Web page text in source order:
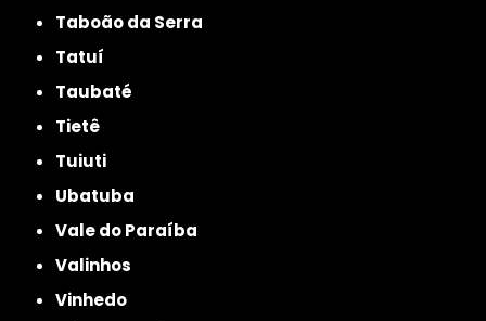
Taboão da Serra
Tatuí
Taubaté
Tietê
Tuiuti
Ubatuba
Vale do Paraíba
Valinhos
Vinhedo